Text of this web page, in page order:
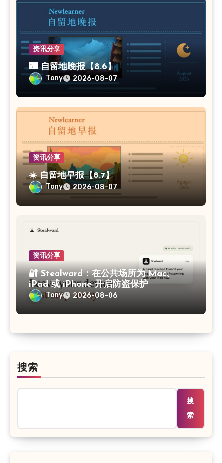
资讯分享
🌃 自留地晚报【8.6】
Tony 2026-08-07
资讯分享
☀️ 自留地早报【8.7】
Tony 2026-08-07
资讯分享
🔐 Stealward：在公共场所为 Mac、
iPad 或 iPhone 开启防盗保护
Tony 2026-08-06
搜索
搜
索